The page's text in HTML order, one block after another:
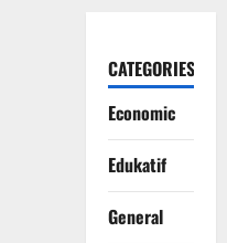
CATEGORIES
Economic
Edukatif
General